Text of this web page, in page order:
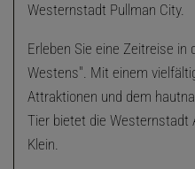
Westernstadt Pullman City.
Erleben Sie eine Zeitreise in
Westens". Mit einem
Attraktionen und dem
Tier bietet die Westernstadt
Klein.